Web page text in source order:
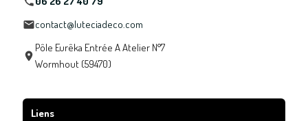
contact@luteciadeco.com
Pôle Eurêka Entrée A Atelier N°7
Wormhout (59470)
Liens